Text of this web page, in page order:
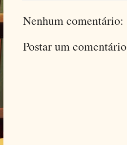
Nenhum comentário:
Postar um comentário